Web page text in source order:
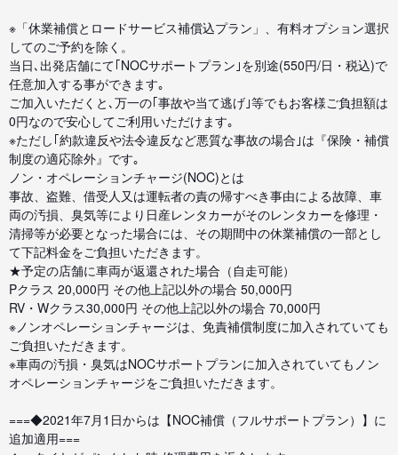
※「休業補償とロードサービス補償込プラン」、有料オプション選択
してのご予約を除く。
当日､出発店舗にて｢NOCサポートプラン｣を別途(550円/日・税込)で
任意加入する事ができます｡
ご加入いただくと､万一の｢事故や当て逃げ｣等でもお客様ご負担額は
0円なので安心してご利用いただけます｡
※ただし｢約款違反や法令違反など悪質な事故の場合｣は『保険・補償
制度の適応除外』です｡
ノン・オペレーションチャージ(NOC)とは
事故、盗難、借受人又は運転者の責の帰すべき事由による故障、車
両の汚損、臭気等により日産レンタカーがそのレンタカーを修理・
清掃等が必要となった場合には、その期間中の休業補償の一部とし
て下記料金をご負担いただきます。
★予定の店舗に車両が返還された場合（自走可能）
Pクラス 20,000円 その他上記以外の場合 50,000円
RV・Wクラス30,000円 その他上記以外の場合 70,000円
※ノンオペレーションチャージは、免責補償制度に加入されていても
ご負担いただきます。
※車両の汚損・臭気はNOCサポートプランに加入されていてもノン
オペレーションチャージをご負担いただきます。
===◆2021年7月1日からは【NOC補償（フルサポートプラン）】に
追加適用===